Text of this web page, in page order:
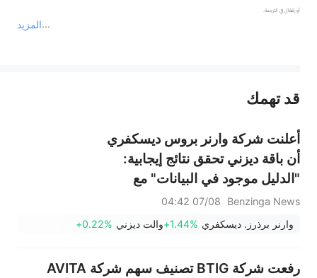
المزيد
أو إغفال في الترجمة.
عند الضرورة، يرجى استشارة مستشار استثمار محترف. لا تقدم منصة سهم أي مشورة استثمارية، ولا تقدم أي التزامات أو ضمانات.
قد تهمك
أعلنت شركة وارنر بروس ديسكفري
أن باقة ديزني تحقق نتائج إيجابية:
"الدليل موجود في البيانات" مع
انخفاض معدل إلغاء الاشتراكات
وتحسن نمو عدد المشتركين.
Benzinga News
07/08 04:42
وارنر برذرز. ديسكفري +1.44%والت ديزني +0.22%
رفعت شركة BTIG تصنيف سهم شركة AVITA